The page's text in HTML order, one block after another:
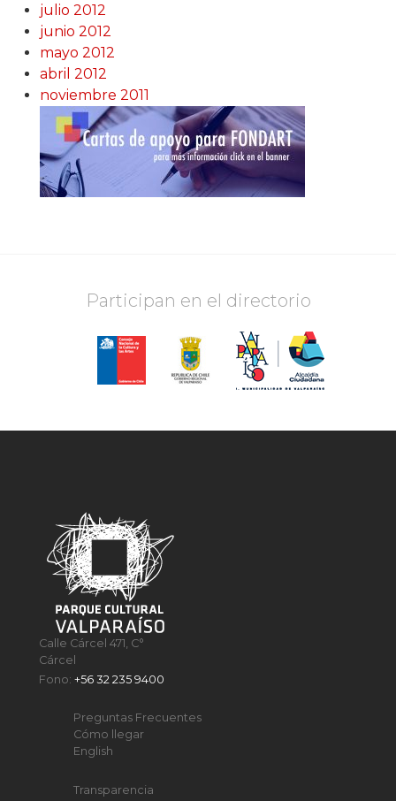
julio 2012
junio 2012
mayo 2012
abril 2012
noviembre 2011
Participan en el directorio
Calle Cárcel 471, C°
Cárcel
Fono:+56 32 235 9400
Preguntas Frecuentes
Cómo llegar
English
Transparencia